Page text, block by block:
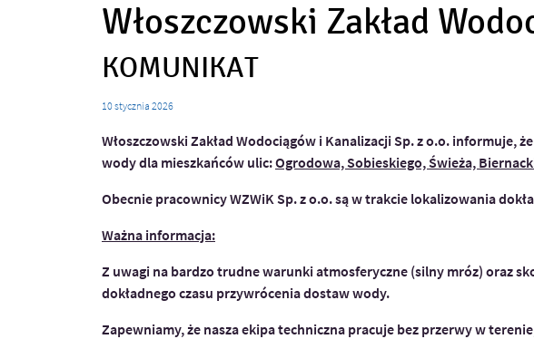
Włoszczowski Zakład
KOMUNIKAT
10stycznia 2026
Włoszczowski Zakład Wodociągów i Kanalizacji Sp. z o.o.
wody dla mieszkańców ulic:Ogrodowa, Sobieskiego, Świeża,
Obecnie pracownicy WZWiK Sp. z o.o. są w trakcie lokalizowania
Ważna informacja:
Z uwagi na bardzo trudne warunki atmosferyczne (silny mróz) oraz
dokładnego czasu przywrócenia dostaw wody.
Zapewniamy, że nasza ekipa techniczna pracuje bez przerwy w